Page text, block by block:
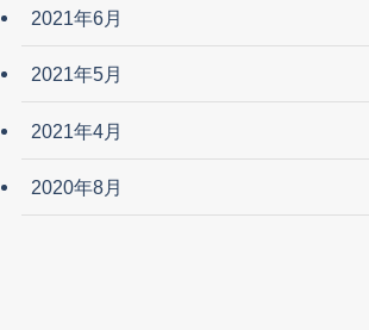
2021年6月
2021年5月
2021年4月
2020年8月